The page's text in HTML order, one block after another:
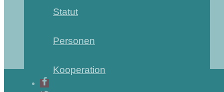
Statut
Personen
Kooperation